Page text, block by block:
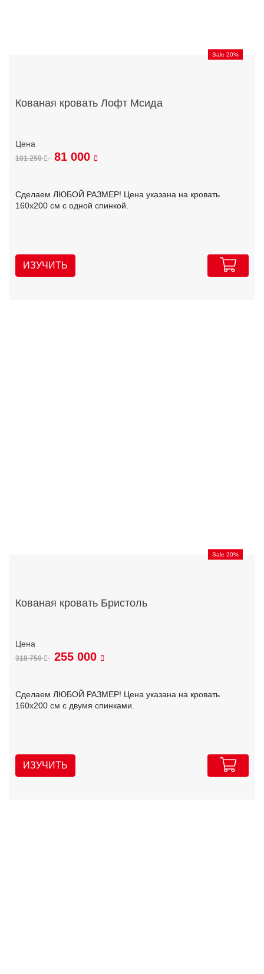
Sale 20%
Кованая кровать Лофт Мсида
101 250 81 000
Сделаем ЛЮБОЙ РАЗМЕР! Цена указана на кровать
160х200 см с одной спинкой.
ИЗУЧИТЬ
Sale 20%
Кованая кровать Бристоль
318 750 255 000
Сделаем ЛЮБОЙ РАЗМЕР! Цена указана на кровать
160х200 см с двумя спинками.
ИЗУЧИТЬ